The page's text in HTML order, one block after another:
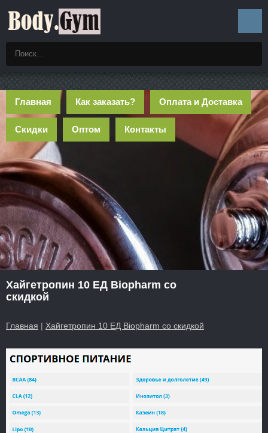
Главная Как заказать? Оплата и Доставка
Скидки Оптом Контакты
Хайгетропин 10 ЕД Biopharm со
скидкой
Главная | Хайгетропин 10 ЕД Biopharm со скидкой